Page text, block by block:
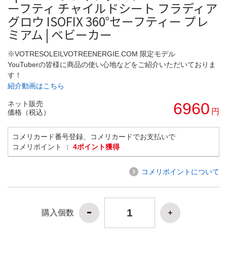
ーフティ チャイルドシート フラディア
グロウ ISOFIX 360°セーフティー プレ
ミアム | ベビーカー
※VOTRESOLEILVOTREENERGIE.COM 限定モデル
YouTuberの皆様に商品の使い心地などをご紹介いただいておりま
す！
紹介動画はこちら
ネット販売
価格（税込）
6960 円
コメリカード番号登録、コメリカードでお支払いで
コメリポイント ： 4ポイント獲得
コメリポイントについて
購入個数